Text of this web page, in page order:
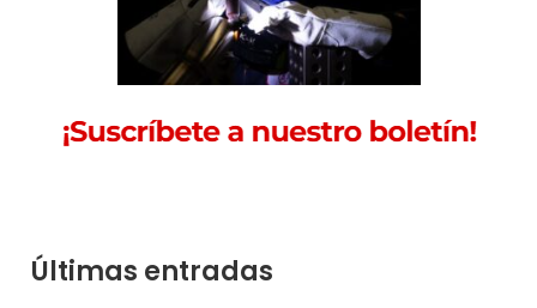
Últimas entradas